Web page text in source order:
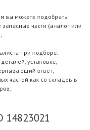
вы можете подобрать
части (аналог или
при подборе.
установке,
ответ;
частей как со складов в
14823021